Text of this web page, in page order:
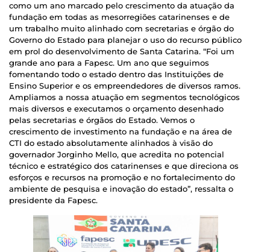
como um ano marcado pelo crescimento da atuação da
fundação em todas as mesorregiões catarinenses e de
um trabalho muito alinhado com secretarias e órgão do
Governo do Estado para planejar o uso do recurso público
em prol do desenvolvimento de Santa Catarina. “Foi um
grande ano para a Fapesc. Um ano que seguimos
fomentando todo o estado dentro das Instituições de
Ensino Superior e os empreendedores de diversos ramos.
Ampliamos a nossa atuação em segmentos tecnológicos
mais diversos e executamos o orçamento desenhado
pelas secretarias e órgãos do Estado. Vemos o
crescimento de investimento na fundação e na área de
CTI do estado absolutamente alinhados à visão do
governador Jorginho Mello, que acredita no potencial
técnico e estratégico dos catarinenses e que direciona os
esforços e recursos na promoção e no fortalecimento do
ambiente de pesquisa e inovação do estado”, ressalta o
presidente da Fapesc.